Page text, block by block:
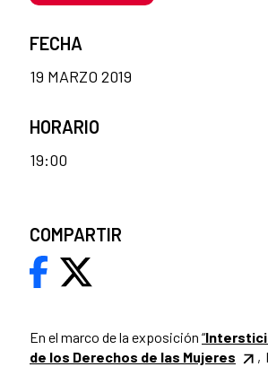
En el marco de la exposición “
de los Derechos de las Mujeres
,
FECHA
19 MARZO 2019
HORARIO
19:00
COMPARTIR